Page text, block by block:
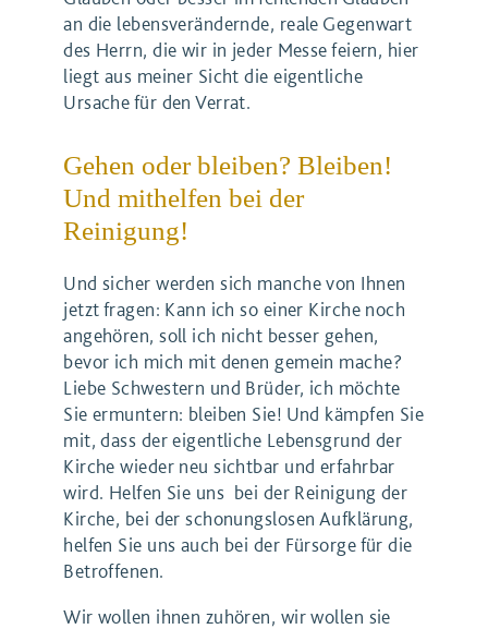
an die lebensverändernde, reale Gegenwart
des Herrn, die wir in jeder Messe feiern, hier
liegt aus meiner Sicht die eigentliche
Ursache für den Verrat.
Gehen oder bleiben? Bleiben!
Und mithelfen bei der
Reinigung!
Und sicher werden sich manche von Ihnen
jetzt fragen: Kann ich so einer Kirche noch
angehören, soll ich nicht besser gehen,
bevor ich mich mit denen gemein mache?
Liebe Schwestern und Brüder, ich möchte
Sie ermuntern: bleiben Sie! Und kämpfen Sie
mit, dass der eigentliche Lebensgrund der
Kirche wieder neu sichtbar und erfahrbar
wird. Helfen Sie uns bei der Reinigung der
Kirche, bei der schonungslosen Aufklärung,
helfen Sie uns auch bei der Fürsorge für die
Betroffenen.
Wir wollen ihnen zuhören, wir wollen sie